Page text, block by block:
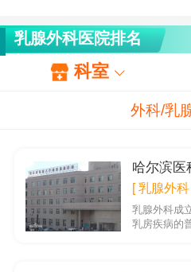
乳腺外科医院排名
科室
外科/乳
哈尔滨医
[ 乳腺外科
乳腺外科成
乳房疾病的